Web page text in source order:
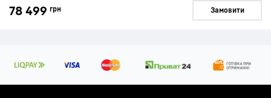
78 499 грн Замовити